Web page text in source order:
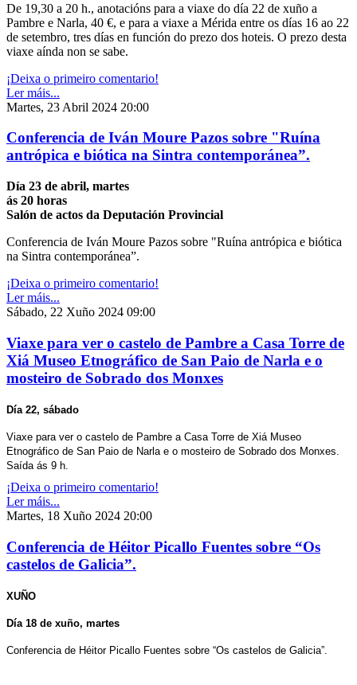
De 19,30 a 20 h., anotacións para a viaxe do día 22 de xuño a
Pambre e Narla, 40 €, e para a viaxe a Mérida entre os días 16 ao 22
de setembro, tres días en función do prezo dos hoteis. O prezo desta
viaxe aínda non se sabe.
¡Deixa o primeiro comentario!
Ler máis...
Martes, 23 Abril 2024 20:00
Conferencia de Iván Moure Pazos sobre "Ruína
antrópica e biótica na Sintra contemporánea”.
Día 23 de abril, martes
ás 20 horas
Salón de actos da Deputación Provincial
Conferencia de Iván Moure Pazos sobre "Ruína antrópica e biótica
na Sintra contemporánea”.
¡Deixa o primeiro comentario!
Ler máis...
Sábado, 22 Xuño 2024 09:00
Viaxe para ver o castelo de Pambre a Casa Torre de
Xiá Museo Etnográfico de San Paio de Narla e o
mosteiro de Sobrado dos Monxes
Día 22, sábado
Viaxe para ver o castelo de Pambre a Casa Torre de Xiá Museo
Etnográfico de San Paio de Narla e o mosteiro de Sobrado dos Monxes.
Saída ás 9 h.
¡Deixa o primeiro comentario!
Ler máis...
Martes, 18 Xuño 2024 20:00
Conferencia de Héitor Picallo Fuentes sobre “Os
castelos de Galicia”.
XUÑO
Día 18 de xuño, martes
Conferencia de Héitor Picallo Fuentes sobre “Os castelos de Galicia”.